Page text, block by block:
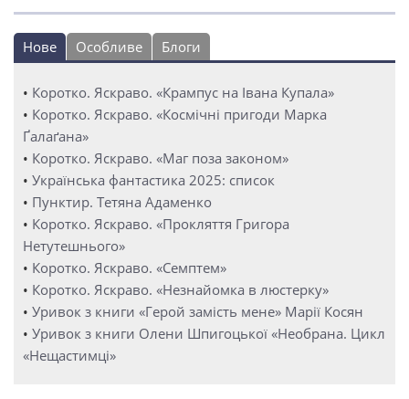
Нове Особливе Блоги
• Коротко. Яскраво. «Крампус на Івана Купала»
• Коротко. Яскраво. «Космічні пригоди Марка
Ґалаґана»
• Коротко. Яскраво. «Маг поза законом»
• Українська фантастика 2025: список
• Пунктир. Тетяна Адаменко
• Коротко. Яскраво. «Прокляття Григора
Нетутешнього»
• Коротко. Яскраво. «Семптем»
• Коротко. Яскраво. «Незнайомка в люстерку»
• Уривок з книги «Герой замість мене» Марії Косян
• Уривок з книги Олени Шпигоцької «Необрана. Цикл
«Нещастимці»